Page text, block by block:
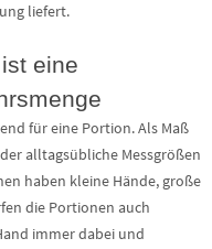
liefert.
eine
für eine Portion. Als Maß
alltagsübliche Messgrößen
haben kleine Hände, große
die Portionen auch
immer dabei und